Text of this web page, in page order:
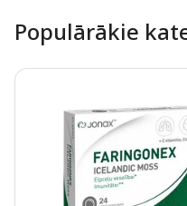
Populārākie